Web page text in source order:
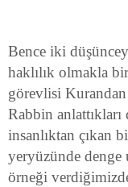
Bence iki
haklılık olmakla
görevlisi Kurandan
Rabbin
insanlıktan çıkan
yeryüzünde denge
örneği